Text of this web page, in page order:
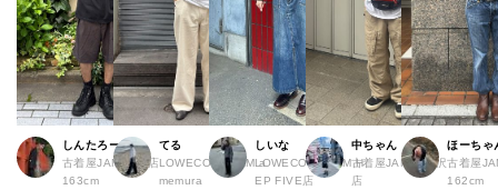
しんたろー
古着屋JAM 仙台店
163cm
てる
LOWECO by JAM a
memura
しいな
LOWECO by JAM H
EP FIVE店
中ちゃん
古着屋JAM 下北沢
店
ほーちゃ
古着屋
162cm